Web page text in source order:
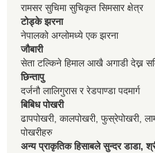
रामसर सुचिमा सुचिकृत सिमसार क्षेत्र
टोड्के झरना
नेपालको अग्लोमध्ये एक झरना
जौबारी
सेता टल्किने हिमाल आखै अगाडी देख्न
छिन्तापु
दर्जनौ लालिगुरास र रेडपाण्डा पदमार्ग
बिबिध पोखरी
ढापपोखरी, कालपोखरी, फुस्रेपोखरी,
पोखरीहरु
अन्य प्राकृतिक हिसाबले सुन्दर डाडा,